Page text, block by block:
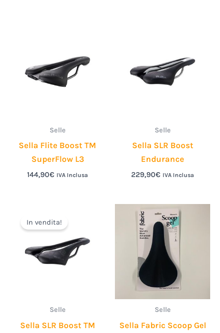
Selle
Sella Flite Boost TM
SuperFlow L3
144,90€ IVA Inclusa
Selle
Sella SLR Boost
Endurance
229,90€ IVA Inclusa
In vendita!
Selle
Sella SLR Boost TM
originale
144,90€.120,00€.
Selle
Sella Fabric Scoop Gel